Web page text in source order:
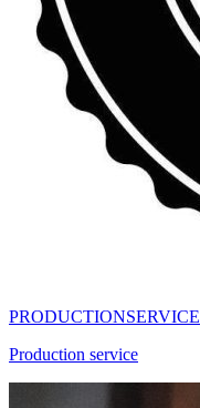
PRODUCTIONSERVICE
Production service